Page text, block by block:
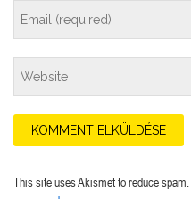
This site uses Akismet to reduce spam.